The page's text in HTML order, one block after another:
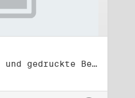
Titel: Manuskripte und gedruckte Belege (3)